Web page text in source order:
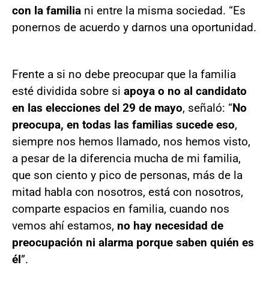
con la familia ni entre la misma sociedad. “Es
ponernos de acuerdo y darnos una oportunidad.
Frente a si no debe preocupar que la familia
esté dividida sobre si apoya o no al candidato
en las elecciones del 29 de mayo, señaló: “No
preocupa, en todas las familias sucede eso,
siempre nos hemos llamado, nos hemos visto,
a pesar de la diferencia mucha de mi familia,
que son ciento y pico de personas, más de la
mitad habla con nosotros, está con nosotros,
comparte espacios en familia, cuando nos
vemos ahí estamos, no hay necesidad de
preocupación ni alarma porque saben quién es
él”.